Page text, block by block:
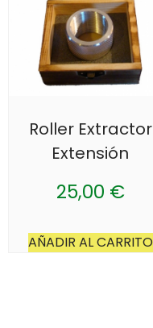
Roller Extractor
Extensión
25,00 €
AÑADIR AL CARRITO